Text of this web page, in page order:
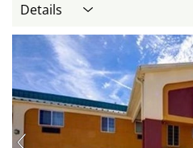
Details